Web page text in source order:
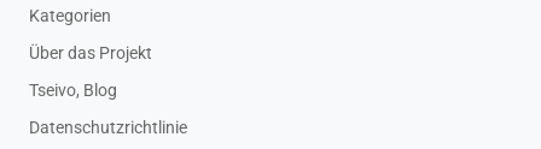
Kategorien
Über das Projekt
Tseivo, Blog
Datenschutzrichtlinie